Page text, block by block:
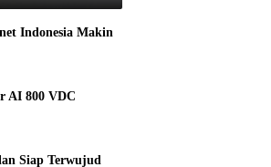
Indonesia Makin
AI 800 VDC
Siap Terwujud